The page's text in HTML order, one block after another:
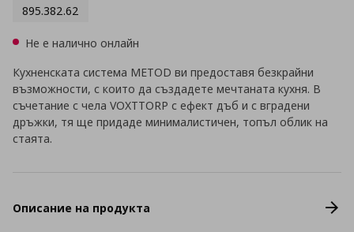
895.382.62
Не е налично онлайн
Кухненската система METOD ви предоставя безкрайни
възможности, с които да създадете мечтаната кухня. В
съчетание с чела VOXTTORP с ефект дъб и с вградени
дръжки, тя ще придаде минималистичен, топъл облик на
стаята.
Описание на продукта